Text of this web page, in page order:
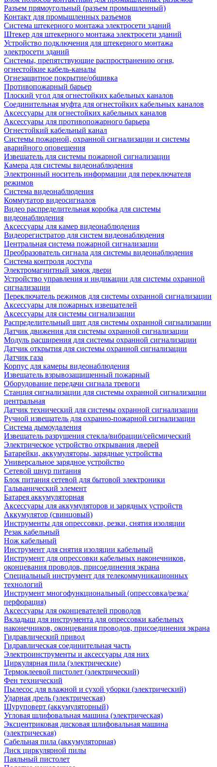
Разъем прямоугольный (разъем промышленный)
Контакт для промышленных разъемов
Система штекерного монтажа электросети зданий
Штекер для штекерного монтажа электросети зданий
Устройство подключения для штекерного монтажа
электросети зданий
Системы, препятствующие распространению огня,
огнестойкие кабель-каналы
Огнезащитное покрытие/обшивка
Противопожарный барьер
Плоский угол для огнестойких кабельных каналов
Соединительная муфта для огнестойких кабельных каналов
Аксессуары для огнестойких кабельных каналов
Аксессуары для противопожарного барьера
Огнестойкий кабельный канал
Системы пожарной, охранной сигнализации и системы
аварийного оповещения
Извещатель для системы пожарной сигнализации
Камера для системы видеонаблюдения
Электронный носитель информации для переключателя
режимов
Система видеонаблюдения
Коммутатор видеосигналов
Видео распределительная коробка для системы
видеонаблюдения
Аксессуары для камер видеонаблюдения
Видеорегистратор для систем видеонаблюдения
Центральная система пожарной сигнализации
Преобразователь сигнала для системы видеонаблюдения
Система контроля доступа
Электромагнитный замок двери
Устройство управления и индикации для системы охранной
сигнализации
Переключатель режимов для системы охранной сигнализации
Аксессуары для пожарных извещателей
Аксессуары для системы сигнализации
Распределительный щит для системы охранной сигнализации
Датчик движения для системы охранной сигнализации
Модуль расширения для системы охранной сигнализации
Датчик открытия для системы охранной сигнализации
Датчик газа
Корпус для камеры видеонаблюдения
Извещатель взрывозащищенный пожарный
Оборудование передачи сигнала тревоги
Станция сигнализации для системы охранной сигнализации
центральная
Датчик технический для системы охранной сигнализации
Ручной извещатель для охранно-пожарной сигнализации
Система дымоудаления
Извещатель разрушения стекла/вибрации/сейсмический
Электрическое устройство открывания дверей
Батарейки, аккумуляторы, зарядные устройства
Универсальное зарядное устройство
Сетевой шнур питания
Блок питания сетевой для бытовой электроники
Гальванический элемент
Батарея аккумуляторная
Аксессуары для аккумуляторов и зарядных устройств
Аккумулятор (свинцовый)
Инструменты для опрессовки, резки, снятия изоляции
Резак кабельный
Нож кабельный
Инструмент для снятия изоляции кабельный
Инструмент для опрессовки кабельных наконечников,
оконцевания проводов, присоединения экрана
Специальный инструмент для телекоммуникационных
технологий
Инструмент многофункциональный (опрессовка/резка/
перфорация)
Аксессуары для оконцевателей проводов
Вкладыш для инструмента для опрессовки кабельных
наконечников, оконцевания проводов, присоединения экрана
Гидравлический привод
Гидравлическая соединительная часть
Электроинструменты и аксессуары для них
Циркулярная пила (электрические)
Термоклеевой пистолет (электрический)
Фен технический
Пылесос для влажной и сухой уборки (электрический)
Ударная дрель (электрическая)
Шуруповерт (аккумуляторный)
Угловая шлифовальная машина (электрическая)
Эксцентриковая дисковая шлифовальная машина
(электрическая)
Сабельная пила (аккумуляторная)
Диск циркулярной пилы
Паяльный пистолет